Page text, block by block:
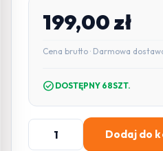
199,00zł
Cena brutto · Darmowa
check_circle DOSTĘPNY 68SZT.
ilość
Kamera
Dodaj do